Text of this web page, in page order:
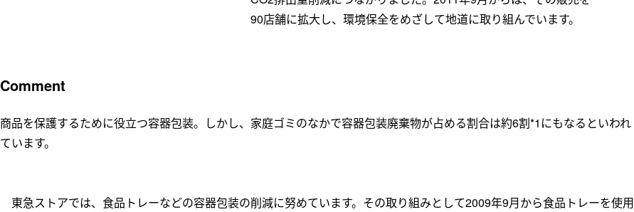
90店舗に拡大し、環境保全をめざして地道に取り組んでいます。
Comment
商品を保護するために役立つ容器包装。しかし、家庭ゴミのなかで容器包装廃棄物が占める割合は約6割*1にもなるといわれ
ています。
東急ストアでは、食品トレーなどの容器包装の削減に努めています。その取り組みとして2009年9月から食品トレーを使用